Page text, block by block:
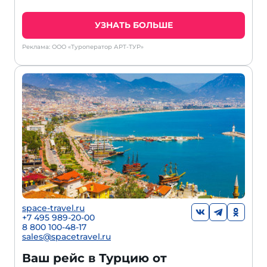
УЗНАТЬ БОЛЬШЕ
Реклама: ООО «Туроператор АРТ-ТУР»
space-travel.ru
+7 495 989-20-00
8 800 100-48-17
sales@spacetravel.ru
Ваш рейс в Турцию от